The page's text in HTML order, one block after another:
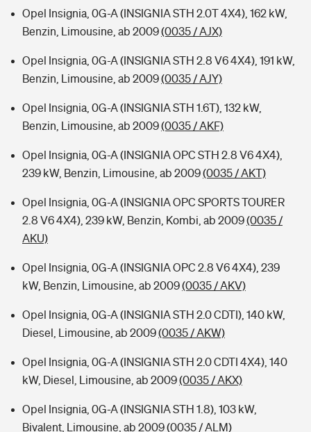
Opel Insignia, 0G-A (INSIGNIA STH 2.0T 4X4), 162 kW,
Benzin, Limousine, ab 2009(0035 / AJX)
Opel Insignia, 0G-A (INSIGNIA STH 2.8 V6 4X4), 191 kW,
Benzin, Limousine, ab 2009(0035 / AJY)
Opel Insignia, 0G-A (INSIGNIA STH 1.6T), 132 kW,
Benzin, Limousine, ab 2009(0035 / AKF)
Opel Insignia, 0G-A (INSIGNIA OPC STH 2.8 V6 4X4),
239 kW, Benzin, Limousine, ab 2009(0035 / AKT)
Opel Insignia, 0G-A (INSIGNIA OPC SPORTS TOURER
2.8 V6 4X4), 239 kW, Benzin, Kombi, ab 2009(0035 /
AKU)
Opel Insignia, 0G-A (INSIGNIA OPC 2.8 V6 4X4), 239
kW, Benzin, Limousine, ab 2009(0035 / AKV)
Opel Insignia, 0G-A (INSIGNIA STH 2.0 CDTI), 140 kW,
Diesel, Limousine, ab 2009(0035 / AKW)
Opel Insignia, 0G-A (INSIGNIA STH 2.0 CDTI 4X4), 140
kW, Diesel, Limousine, ab 2009(0035 / AKX)
Opel Insignia, 0G-A (INSIGNIA STH 1.8), 103 kW,
Bivalent, Limousine, ab 2009(0035 / ALM)